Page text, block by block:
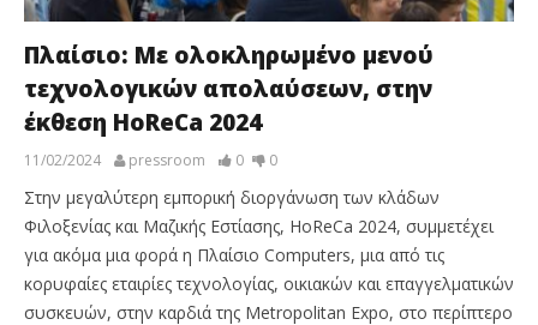
Πλαίσιο: Με ολοκληρωμένο μενού
τεχνολογικών απολαύσεων, στην
έκθεση HoReCa 2024
11/02/2024 pressroom 0 0
Στην μεγαλύτερη εμπορική διοργάνωση των κλάδων
Φιλοξενίας και Μαζικής Εστίασης, HoReCa 2024, συμμετέχει
για ακόμα μια φορά η Πλαίσιο Computers, μια από τις
κορυφαίες εταιρίες τεχνολογίας, οικιακών και επαγγελματικών
συσκευών, στην καρδιά της Metropolitan Expo, στο περίπτερο